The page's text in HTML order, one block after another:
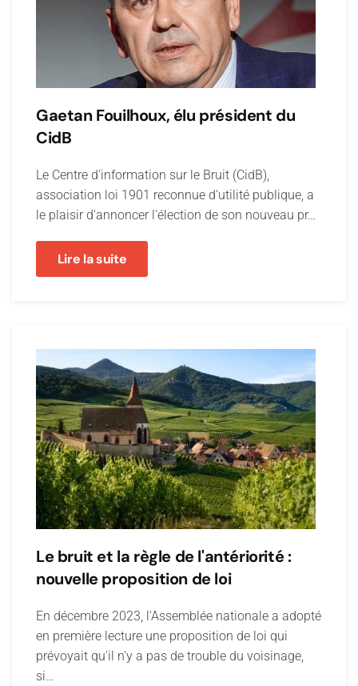
Gaetan Fouilhoux, élu président du
CidB
Le Centre d'information sur le Bruit (CidB),
association loi 1901 reconnue d'utilité publique, a
le plaisir d'annoncer l'élection de son nouveau pr…
Lire la suite
Le bruit et la règle de l'antériorité :
nouvelle proposition de loi
En décembre 2023, l'Assemblée nationale a adopté
en première lecture une proposition de loi qui
prévoyait qu'il n'y a pas de trouble du voisinage,
si…